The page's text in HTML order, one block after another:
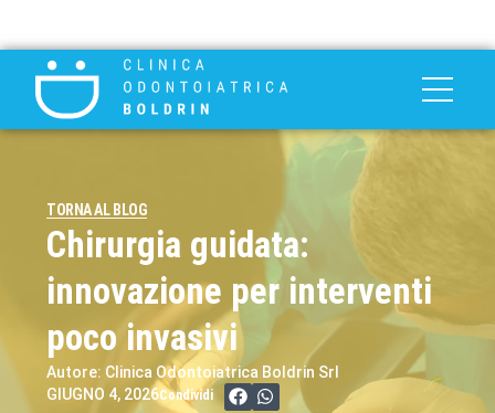
TORNA AL BLOG
Chirurgia guidata:
innovazione per interventi
poco invasivi
Autore: Clinica Odontoiatrica Boldrin Srl
GIUGNO 4, 2026Condividi